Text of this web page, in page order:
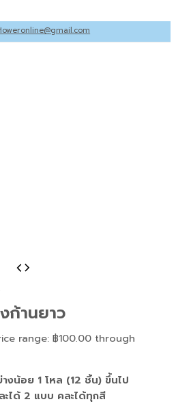
ก้านยาว
range: ฿100.00 through
งน้อย 1 โหล (12 ชิ้น) ขึ้นไป
ะได้ 2 แบบ คละได้ทุกสี